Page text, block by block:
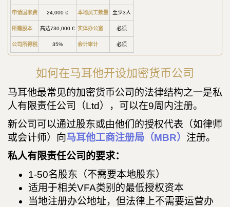
申请国家费 24,000 € 本地员工数量 至少3人
所需股本 高达730,000 € 实体办公室 必须
公司所得税 35% 会计审计 必须
如何在马耳他开设加密货币公司
马耳他最常见的加密货币公司的法律结构之一是私
人有限责任公司（Ltd），可以在9周内注册。
新公司可以通过股东或由他们的授权代表（如律师
或会计师）向马耳他工商注册局（MBR） 注册。
私人有限责任公司的要求：
1-50名股东（不需要本地股东）
适用于相关VFA类别的最低授权资本
当地注册办公地址，但法律上不需要运营办